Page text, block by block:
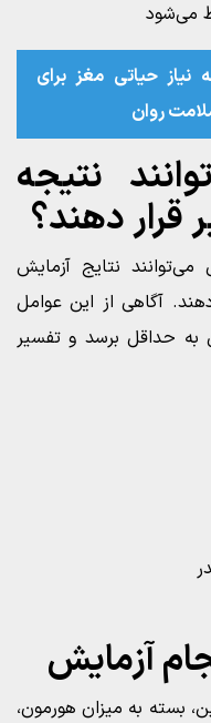
می‌شود
نیاز حیاتی مغز برای
روان
نتیجه
قرار دهند؟
نتایج آزمایش
آگاهی از این عوامل
به حداقل برسد و تفسیر
آزمایش
بسته به میزان هورمون،